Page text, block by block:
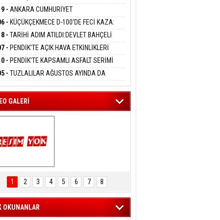
Kaynas
TUTUTKLANDI
HİZMET VERİLDİ
- ANKARA CUMHURİYET
ÖZGÜR ÖZEL VE VELİ
HAKKINDA FEZLEKE
- KÜÇÜKÇEKMECE D-100'DE FECİ KAZA:
İETT OTOBÜSÜNE ÇARPTI 3 KİŞİ
KAYBETTİ
- TARİHİ ADIM ATILDI:DEVLET BAHÇELİ
TÜRKİYE' ÇERÇEVE YASA TEKLİFİNİ
- PENDİK'TE AÇIK HAVA ETKİNLİKLERİ
SİNEMASIYLA BAŞLADI
- PENDİK'TE KAPSAMLI ASFALT SERİMİ
- TUZLALILAR AĞUSTOS AYINDA DA
DOYACAK
GALERİ
ENGELSİZ
FESTİVALİ
KONSERİ
MEST
1 2 3 4 5 6 7 8
OKUNANLAR